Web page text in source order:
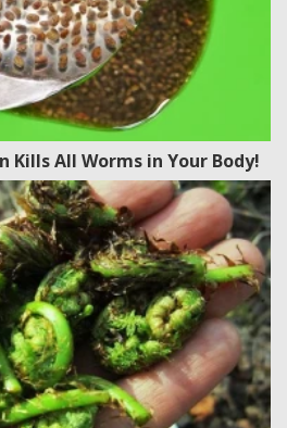
Kills All Worms in Your Body!